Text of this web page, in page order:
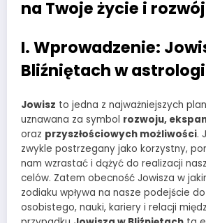
na Twoje życie i
I. Wprowadzenie:
Bliźniętach w
Jowisz to jedna z najważniejszych
uznawana za symbol rozwoju,
oraz przyszłościowych możliwości.
zwykle postrzegany jako korzystny,
nam wzrastać i dążyć do realizacji
celów. Zatem obecność Jowisza w
zodiaku wpływa na nasze podejście
osobistego, nauki, kariery i relacji